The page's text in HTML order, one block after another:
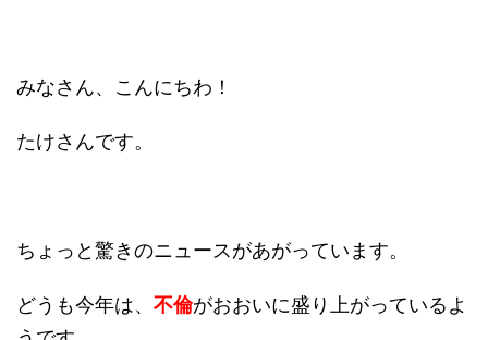
みなさん、こんにちわ！
たけさんです。
ちょっと驚きのニュースがあがっています。
どうも今年は、 不倫がおおいに盛り上がっているよ